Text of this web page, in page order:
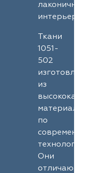
Ткани
1051-
502
из
по
Они